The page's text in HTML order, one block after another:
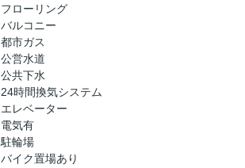
フローリング
バルコニー
都市ガス
公営水道
公共下水
24時間換気システム
エレベーター
電気有
駐輪場
バイク置場あり